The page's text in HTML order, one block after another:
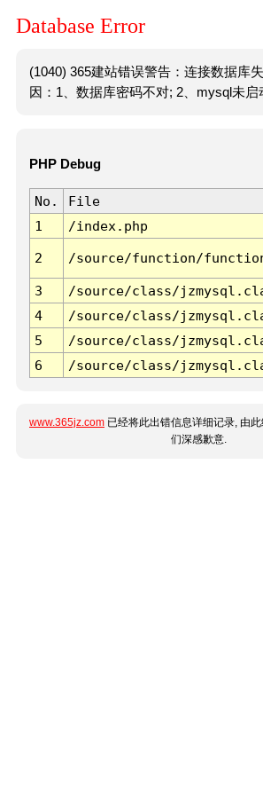
Database Error
(1040) 365建站错误警告：连接数据库
因：1、数据库密码不对; 2、mysql未启
PHP Debug
No. File
1
/index.php
2 /source/function/
3 /source/class/
4
/source/class/
5
/source/class/
6
/source/class/
www.365jz.com 已经将此出错信息详细记录, 由
们深感歉意.